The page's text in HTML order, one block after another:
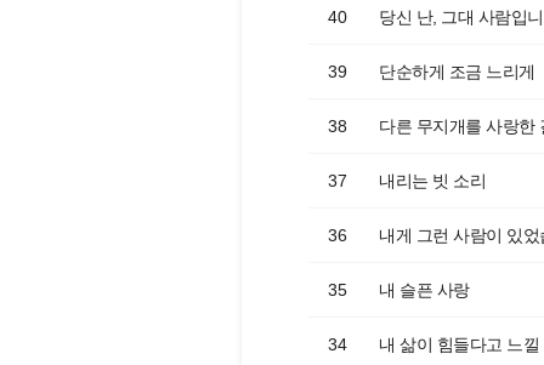
40 당신 난, 그대 사람입
39 단순하게 조금 느리게
38 다른 무지개를 사랑한
37 내리는 빗 소리
36 내게 그런 사람이 있었
35 내 슬픈 사랑
34 내 삶이 힘들다고 느낄